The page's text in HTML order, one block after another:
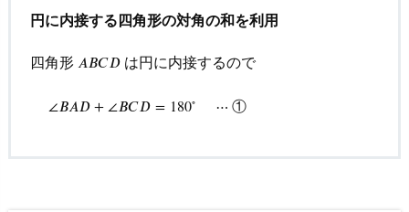
円に内接する四角形の対角の和を利用
四角形𝐴𝐵𝐶𝐷
ABCD は円に内接するので
∠𝐵𝐴𝐷+∠𝐵𝐶𝐷 = 180∘ ⋯ ①
∠BAD+ ∠BCD=180∘⋯ ①